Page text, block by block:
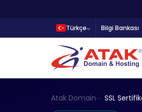
Türkçe Bilgi Bankası
Atak Domain
SSL